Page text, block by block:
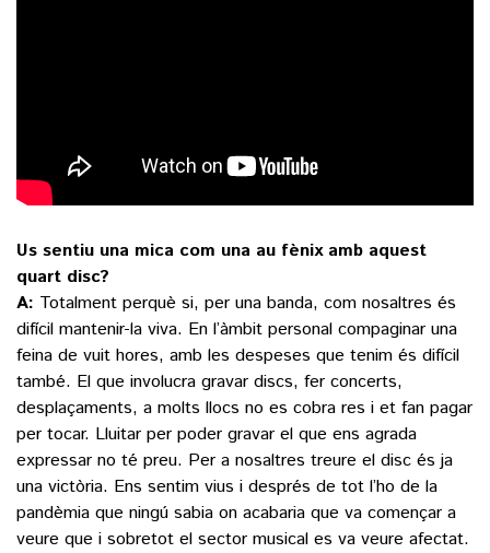
Us sentiu una mica com una au fènix amb aquest
quart disc?
A: Totalment perquè si, per una banda, com nosaltres és
difícil mantenir-la viva. En l’àmbit personal compaginar una
feina de vuit hores, amb les despeses que tenim és difícil
també. El que involucra gravar discs, fer concerts,
desplaçaments, a molts llocs no es cobra res i et fan pagar
per tocar. Lluitar per poder gravar el que ens agrada
expressar no té preu. Per a nosaltres treure el disc és ja
una victòria. Ens sentim vius i després de tot l’ho de la
pandèmia que ningú sabia on acabaria que va començar a
veure que i sobretot el sector musical es va veure afectat.